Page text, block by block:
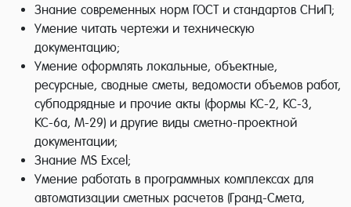
Знание современных норм ГОСТ и стандартов СНиП;
Умение читать чертежи и техническую
документацию;
Умение оформлять локальные, объектные,
ресурсные, сводные сметы, ведомости объемов работ,
субподрядные и прочие акты (формы КС-2, КС-3,
КС-6а, М-29) и другие виды сметно-проектной
документации;
Знание MS Excel;
Умение работать в программных комплексах для
автоматизации сметных расчетов (Гранд-Смета,